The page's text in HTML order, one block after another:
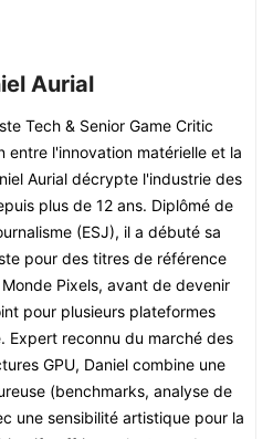
Aurial
Tech & Senior Game Critic
entre l'innovation matérielle et la
Aurial décrypte l'industrie des
plus de 12 ans. Diplômé de
(ESJ), il a débuté sa
pour des titres de référence
Pixels, avant de devenir
pour plusieurs plateformes
Expert reconnu du marché des
GPU, Daniel combine une
(benchmarks, analyse de
une sensibilité artistique pour la